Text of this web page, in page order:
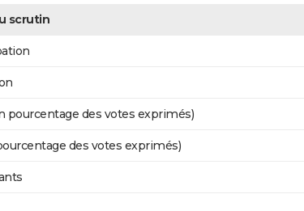
scrutin
pourcentage des votes exprimés)
des votes exprimés)